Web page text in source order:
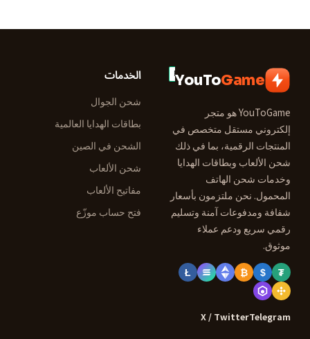
YouToGame
YouToGame هو متجر
إلكتروني مستقل متخصص في
المنتجات الرقمية، بما في ذلك
شحن الألعاب وبطاقات الهدايا
وخدمات شحن الهاتف
المحمول. نحن ملتزمون بأسعار
شفافة ومدفوعات آمنة وتسليم
رقمي سريع ودعم عملاء
موثوق.
₮
$
₿
Ł
Telegram
X / Twitter
الخدمات
شحن الجوال
بطاقات الهدايا العالمية
الشحن في الصين
شحن الألعاب
مفاتيح الألعاب
فتح حساب موزّع